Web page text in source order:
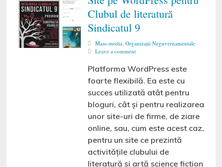
Clubul de literatură
Sindicatul 9
Mass-media, Organizaţii Neguvernamentale
Leave a comment
Platforma WordPress este
foarte flexibilă. Ea este cu
succes utilizată atât pentru
bloguri, cât și pentru realizarea
unor site-uri de firme, de ziare
online, sau, cum este acest caz,
pentru un site ce prezintă
activitățile clubului de
literatură și artă science fiction